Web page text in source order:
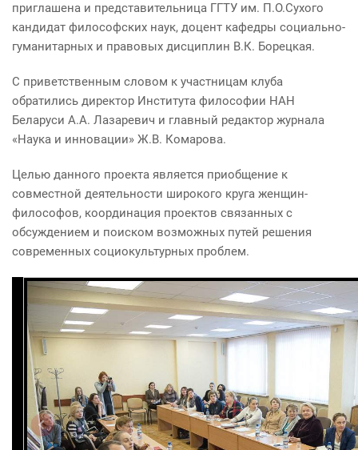
приглашена и представительница ГГТУ им. П.О.Сухого
кандидат философских наук, доцент кафедры социально-
гуманитарных и правовых дисциплин В.К. Борецкая.
С приветственным словом к участницам клуба
обратились директор Института философии НАН
Беларуси А.А. Лазаревич и главный редактор журнала
«Наука и инновации» Ж.В. Комарова.
Целью данного проекта является приобщение к
совместной деятельности широкого круга женщин-
философов, координация проектов связанных с
обсуждением и поиском возможных путей решения
современных социокультурных проблем.